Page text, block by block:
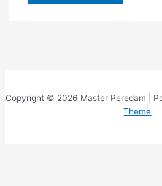
Copyright © 2026 Master Peredam |
Theme